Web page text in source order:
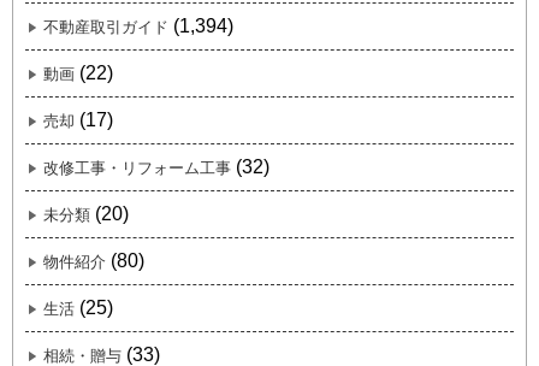
不動産取引ガイド (1,394)
動画 (22)
売却 (17)
改修工事・リフォーム工事 (32)
未分類 (20)
物件紹介 (80)
生活 (25)
相続・贈与 (33)